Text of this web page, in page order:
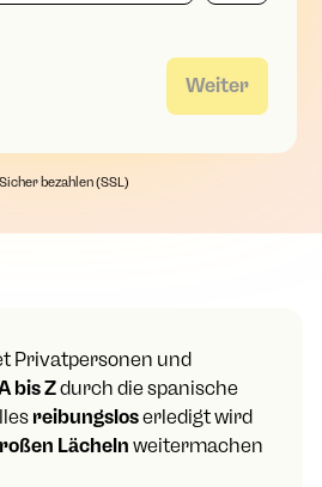
Weiter
Sicher bezahlen (SSL)
Privatpersonen und
bis Zdurch die spanische
reibungsloserledigt wird
Lächeln weitermachen